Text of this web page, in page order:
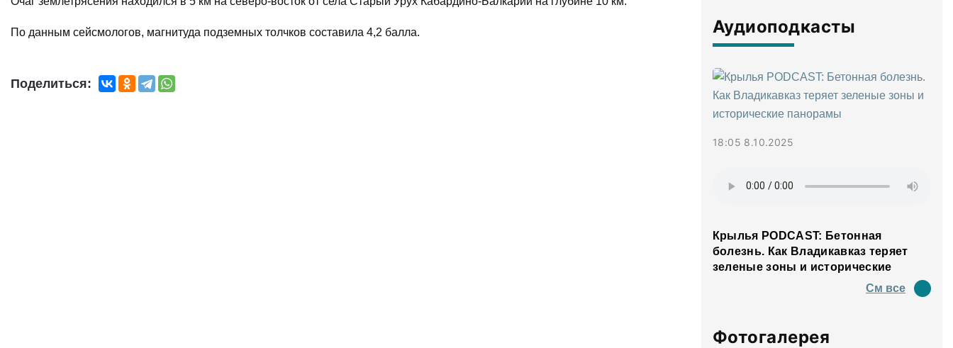
По данным сейсмологов, магнитуда подземных толчков составила 4,2 балла.
Поделиться:
Аудиоподкасты
18:05 8.10.2025
Крылья PODCAST: Бетонная
болезнь. Как Владикавказ теряет
зеленые зоны и исторические
См все
Фотогалерея